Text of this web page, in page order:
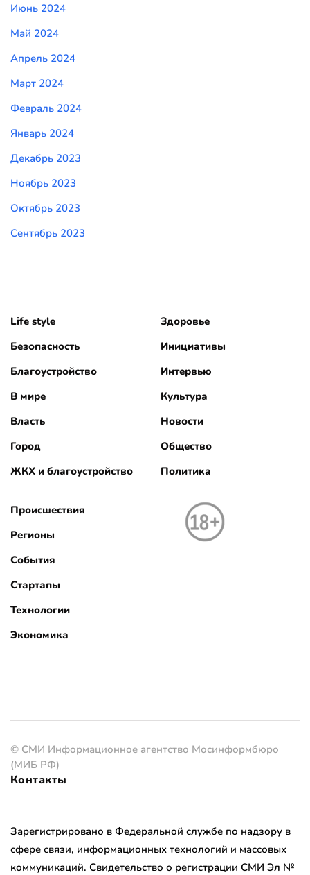
Июнь 2024
Май 2024
Апрель 2024
Март 2024
Февраль 2024
Январь 2024
Декабрь 2023
Ноябрь 2023
Октябрь 2023
Сентябрь 2023
Life style
Безопасность
Благоустройство
В мире
Власть
Город
ЖКХ и благоустройство
Здоровье
Инициативы
Интервью
Культура
Новости
Общество
Политика
Происшествия
Регионы
События
Стартапы
Технологии
Экономика
© СМИ Информационное агентство Мосинформбюро
(МИБ РФ)
Контакты
Зарегистрировано в Федеральной службе по надзору в
сфере связи, информационных технологий и массовых
коммуникаций. Свидетельство о регистрации СМИ Эл №